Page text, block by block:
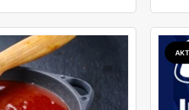
bez nerwów i krążenia po